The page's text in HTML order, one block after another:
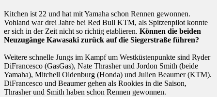
Kitchen ist 22 und hat mit Yamaha schon Rennen gewonnen.
Vohland war drei Jahre bei Red Bull KTM, als Spitzenpilot konnte
er sich in der Zeit nicht so richtig etablieren. Können die beiden
Neuzugänge Kawasaki zurück auf die Siegerstraße führen?
Weitere schnelle Jungs im Kampf um Westküstenpunkte sind Ryder
DiFrancesco (GasGas), Nate Thrasher und Jordon Smith (beide
Yamaha), Mitchell Oldenburg (Honda) und Julien Beaumer (KTM).
DiFrancesco und Beaumer gehen als Rookies in die Saison,
Thrasher und Smith haben schon Rennen gewonnen.